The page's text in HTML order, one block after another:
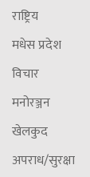
राष्ट्रिय
मधेस प्रदेश
विचार
मनोरञ्जन
खेलकुद
अपराध/सुरक्षा